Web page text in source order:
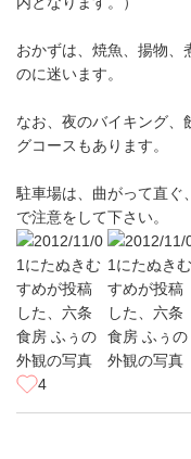
おかずは、焼魚、揚物、
のに迷います。
なお、夜のバイキング、
グコースもあります。
駐車場は、曲がって直ぐ
で注意をして下さい。
4